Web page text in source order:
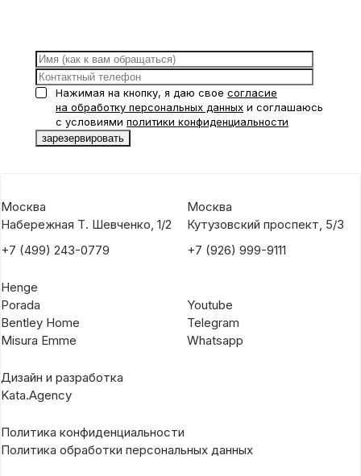
Нажимая на кнопку, я даю свое согласие
на обработку персональных данных и соглашаюсь
с условиями политики конфиденциальности
Москва
Набережная Т. Шевченко, 1/2
+7 (499) 243-0779
Москва
Кутузовский проспект, 5/3
+7 (926) 999-9111
Henge
Porada
Bentley Home
Misura Emme
Youtube
Telegram
Whatsapp
Дизайн и разработка
Kata.Agency
Политика конфиденциальности
Политика обработки персональных данных